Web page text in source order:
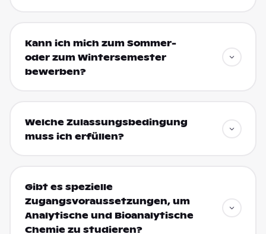
Kann ich mich zum Sommer-
oder zum Wintersemester
bewerben?
Welche Zulassungsbedingung
muss ich erfüllen?
Gibt es spezielle
Zugangsvoraussetzungen, um
Analytische und Bioanalytische
Chemie zu studieren?